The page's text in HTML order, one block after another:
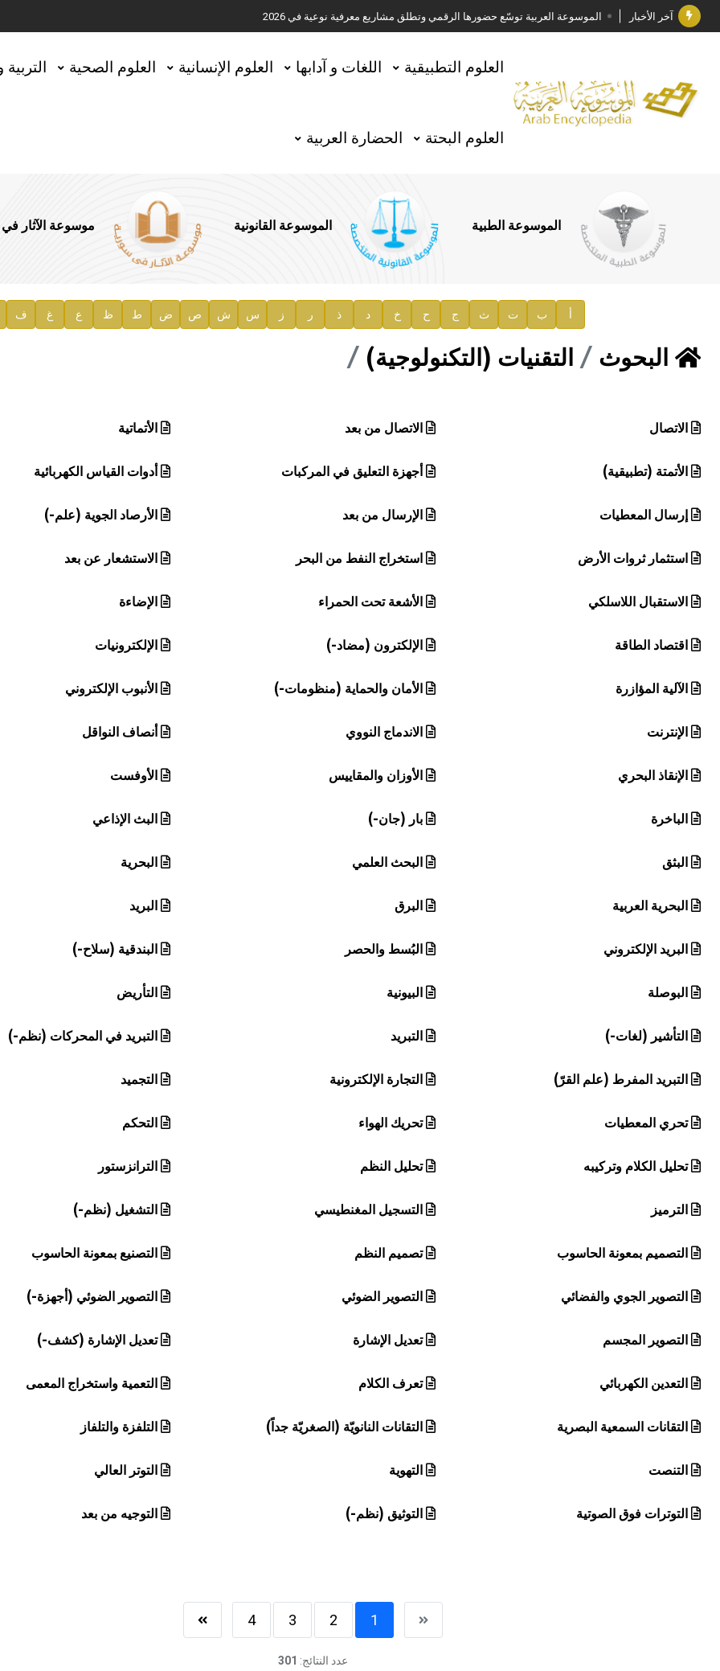
آخر الأخبار الموسوعة العربية توسّع حضورها الرقمي وتطلق مشاريع معرفية نوعية في 2026
جائزة مجمع الملك سلمان العالمي للغة العربية 2025
الأستاذ إياد خالد الطباع مدير عام لهيئة الموسوعة العربية
السيد محمد ياسين صالح وزيرا للثقافة
توصيات مجلس الإدارة
صدور المجلد السابع من موسوعة الآثار في سورية
إعلان..
هيئة الموسوعة العربية تطلق موسوعات جديدة في عام 2026
العلوم التطبيقية اللغات و آدابها العلوم الإنسانية العلوم الصحية
العلوم البحتة الحضارة العربية
الموسوعة الطبية الموسوعة القانونية موسوعة الآثار
أ ب ت ث ج ح خ د ذ ر ز س ش ص ض ط ظ ع غ ف
البحوث التقنيات (التكنولوجية)
الاتصال الاتصال من بعد الأتماتية
الأتمتة (تطبيقية) أجهزة التعليق في المركبات أدوات القياس الكهربائية
إرسال المعطيات الإرسال من بعد الأرصاد الجوية (علم-)
استثمار ثروات الأرض استخراج النفط من البحر الاستشعار عن بعد
الاستقبال اللاسلكي الأشعة تحت الحمراء الإضاءة
اقتصاد الطاقة الإلكترون (مضاد-) الإلكترونيات
الآلية المؤازرة الأمان والحماية (منظومات-) الأنبوب الإلكتروني
الإنترنت الاندماج النووي أنصاف النواقل
الإنقاذ البحري الأوزان والمقاييس الأوفست
الباخرة بار (جان-) البث الإذاعي
البثق البحث العلمي البحرية
البحرية العربية البرق البريد
البريد الإلكتروني البُسط والحصر البندقية (سلاح-)
البوصلة البيونية التأريض
التأشير (لغات-) التبريد التبريد في المحركات (نظم-)
التبريد المفرط (علم القرّ) التجارة الإلكترونية التجميد
تحري المعطيات تحريك الهواء التحكم
تحليل الكلام وتركيبه تحليل النظم الترانزستور
الترميز التسجيل المغنطيسي التشغيل (نظم-)
التصميم بمعونة الحاسوب تصميم النظم التصنيع بمعونة الحاسوب
التصوير الجوي والفضائي التصوير الضوئي التصوير الضوئي (أجهزة-)
التصوير المجسم تعديل الإشارة تعديل الإشارة (كشف-)
التعدين الكهربائي تعرف الكلام التعمية واستخراج المعمى
التقانات السمعية البصرية التقانات النانويّة (الصغريّة جداً) التلفزة والتلفاز
التنصت التهوية التوتر العالي
التوترات فوق الصوتية التوثيق (نظم-) التوجيه من بعد
1
2
3
4
عدد النتائج: 301